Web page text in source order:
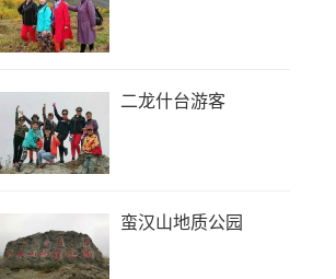
二龙什台游客
蛮汉山地质公园